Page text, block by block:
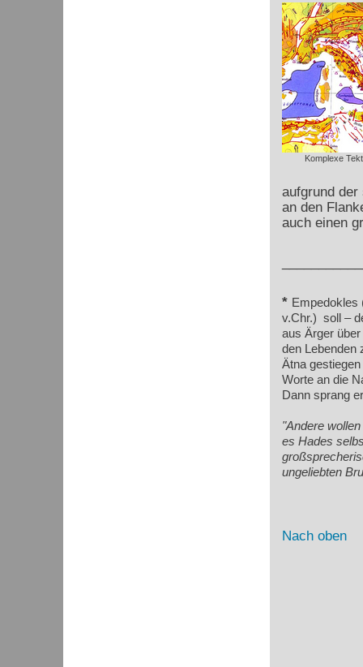
Komplexe
aufgrund
an den
auch einen
* Empedokles
v.Chr.) soll –
aus Ärger
den Lebenden
Ätna
Worte an die
Dann sprang
"Andere
es Hades
ungeliebten
Nach oben